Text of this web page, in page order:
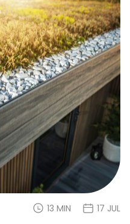
13 MIN 17 JUL